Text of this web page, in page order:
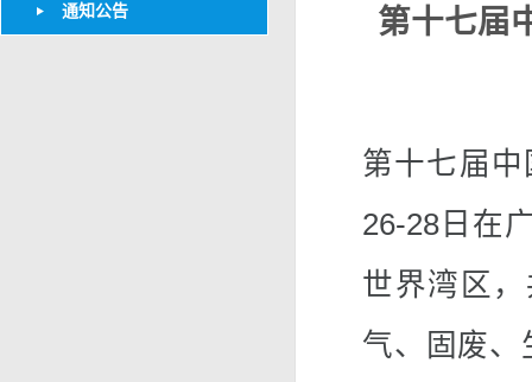
通知公告 第十七届
第十七届
26-28日在
世界湾区
气、固废、